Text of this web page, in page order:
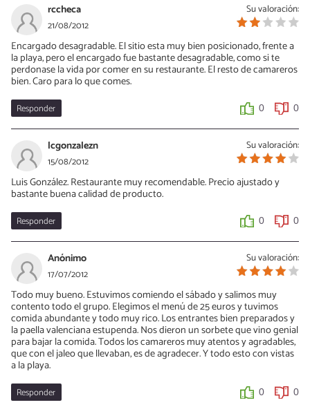
Su valoración:
rccheca
21/08/2012
Encargado desagradable. El sitio esta muy bien posicionado, frente a
la playa, pero el encargado fue bastante desagradable, como si te
perdonase la vida por comer en su restaurante. El resto de camareros
bien. Caro para lo que comes.
Responder 0 0
Su valoración:
lcgonzalezn
15/08/2012
Luis González. Restaurante muy recomendable. Precio ajustado y
bastante buena calidad de producto.
Responder 0 0
Su valoración:
Anónimo
17/07/2012
Todo muy bueno. Estuvimos comiendo el sábado y salimos muy
contento todo el grupo. Elegimos el menú de 25 euros y tuvimos
comida abundante y todo muy rico. Los entrantes bien preparados y
la paella valenciana estupenda. Nos dieron un sorbete que vino genial
para bajar la comida. Todos los camareros muy atentos y agradables,
que con el jaleo que llevaban, es de agradecer. Y todo esto con vistas
a la playa.
Responder 0 0